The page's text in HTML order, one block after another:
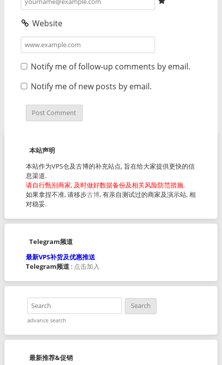
Website
Notify me of follow-up comments by email.
Notify me of new posts by email.
本站声明
本站作为VPS仓及古博的补充站点, 旨在给大家提供更快的信
息渠道.
请自行甄别商家, 及时做好数据备份及相关风险防范措施.
如果拿捏不准, 请移步古博, 有亲自测试过的商家及演示站, 相
对稳妥.
Telegram频道
最新VPS补货及优惠推送
Telegram频道: 点击加入
advance search
最新推荐&促销